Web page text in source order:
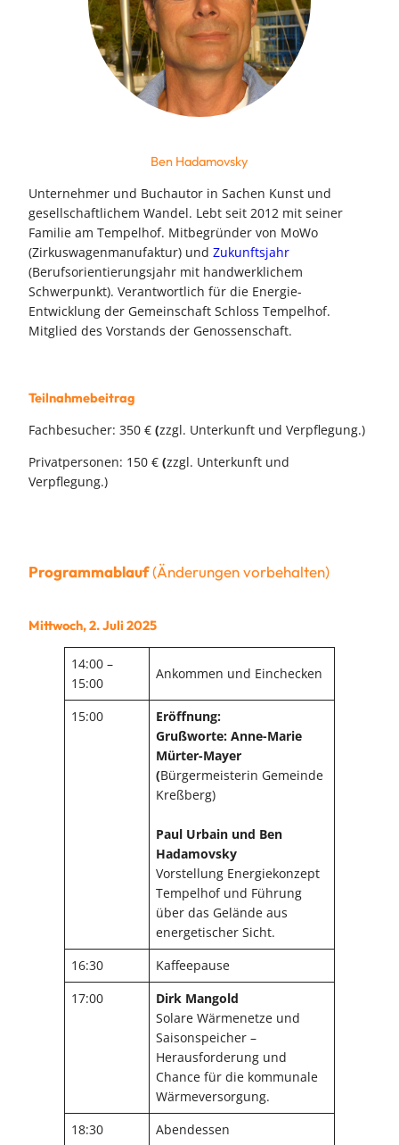
Ben Hadamovsky
Unternehmer und Buchautor in Sachen Kunst und
gesellschaftlichem Wandel. Lebt seit 2012 mit seiner
Familie am Tempelhof. Mitbegründer von MoWo
(Zirkuswagenmanufaktur) und Zukunftsjahr
(Berufsorientierungsjahr mit handwerklichem
Schwerpunkt). Verantwortlich für die Energie-
Entwicklung der Gemeinschaft Schloss Tempelhof.
Mitglied des Vorstands der Genossenschaft.
Teilnahmebeitrag
Fachbesucher: 350 € (zzgl. Unterkunft und Verpflegung.)
Privatpersonen: 150 € (zzgl. Unterkunft und
Verpflegung.)
Programmablauf(Änderungen vorbehalten)
Mittwoch, 2. Juli 2025
14:00 –
15:00
Ankommen und Einchecken
15:00
Eröffnung:
Grußworte: Anne-Marie
Mürter-Mayer
(Bürgermeisterin Gemeinde
Kreßberg)
Paul Urbain und Ben
Hadamovsky
Vorstellung Energiekonzept
Tempelhof und Führung
über das Gelände aus
energetischer Sicht.
16:30
Kaffeepause
17:00
Dirk Mangold
Solare Wärmenetze und
Saisonspeicher –
Herausforderung und
Chance für die kommunale
Wärmeversorgung.
18:30
Abendessen